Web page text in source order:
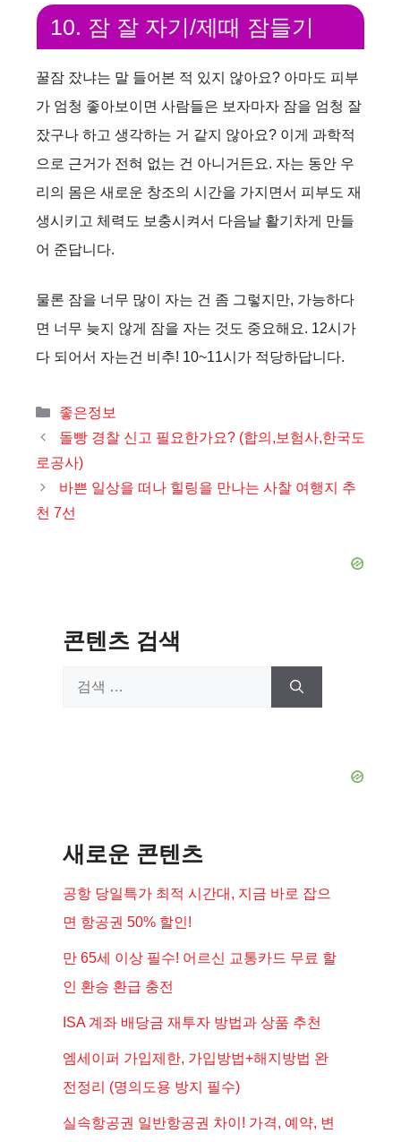
V
i
d
e
o
10. 잠 잘 자기/제때 잠들기
꿀잠 잤냐는 말 들어본 적 있지 않아요? 아마도 피부
가 엄청 좋아보이면 사람들은 보자마자 잠을 엄청 잘
잤구나 하고 생각하는 거 같지 않아요? 이게 과학적
으로 근거가 전혀 없는 건 아니거든요. 자는 동안 우
리의 몸은 새로운 창조의 시간을 가지면서 피부도 재
생시키고 체력도 보충시켜서 다음날 활기차게 만들
어 준답니다.
물론 잠을 너무 많이 자는 건 좀 그렇지만, 가능하다
면 너무 늦지 않게 잠을 자는 것도 중요해요. 12시가
다 되어서 자는건 비추! 10~11시가 적당하답니다.
카
테
리
좋은정보
돌빵 경찰 신고 필요한가요? (합의,보험사,한국도
로공사)
바쁜 일상을 떠나 힐링을 만나는 사찰 여행지 추
천 7선
콘텐츠 검색
새로운 콘텐츠
공항 당일특가 최적 시간대, 지금 바로 잡으
면 항공권 50% 할인!
만 65세 이상 필수! 어르신 교통카드 무료 할
인 환승 환급 충전
ISA 계좌 배당금 재투자 방법과 상품 추천
엠세이퍼 가입제한, 가입방법+해지방법 완
전정리 (명의도용 방지 필수)
실속항공권 일반항공권 차이! 가격, 예약, 변